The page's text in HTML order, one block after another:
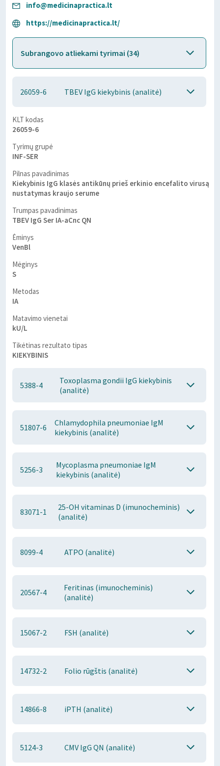
info@medicinapractica.lt
https://medicinapractica.lt/
Subrangovo atliekami tyrimai (34)
26059-6 TBEV IgG kiekybinis (analitė)
KLT kodas
26059-6
Tyrimų grupė
INF-SER
Pilnas pavadinimas
Kiekybinis IgG klasės antikūnų prieš erkinio encefalito virusą
nustatymas kraujo serume
Trumpas pavadinimas
TBEV IgG Ser IA-aCnc QN
Ėminys
VenBl
Mėginys
S
Metodas
IA
Matavimo vienetai
kU/L
Tikėtinas rezultato tipas
KIEKYBINIS
5388-4
Toxoplasma gondii IgG kiekybinis
(analitė)
51807-6
Chlamydophila pneumoniae IgM
kiekybinis (analitė)
5256-3
Mycoplasma pneumoniae IgM
kiekybinis (analitė)
83071-1
25-OH vitaminas D (imunocheminis)
(analitė)
8099-4 ATPO (analitė)
20567-4
Feritinas (imunocheminis)
(analitė)
15067-2 FSH (analitė)
14732-2 Folio rūgštis (analitė)
14866-8 iPTH (analitė)
5124-3 CMV IgG QN (analitė)